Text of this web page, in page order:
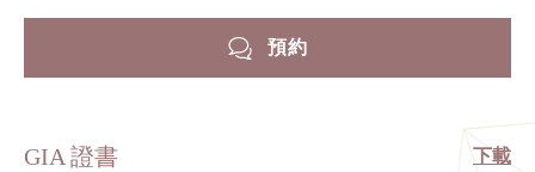
預約
GIA 證書 下載